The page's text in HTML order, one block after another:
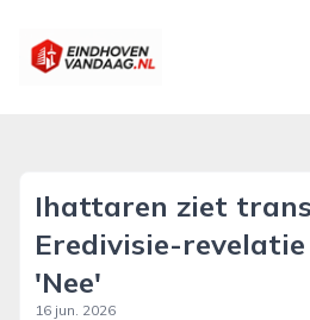
eindhovenvandaag.nl
Ihattaren ziet
Eredivisie-
'Nee'
16 jun. 2026